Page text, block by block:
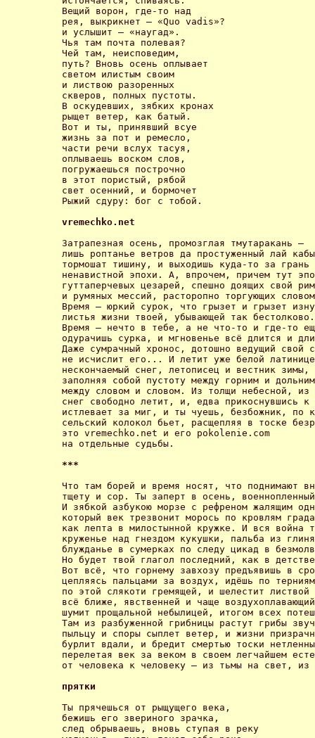
Вещий ворон, где-то над
рея, выкрикнет – «Quo vadis»?
и услышит – «наугад».
Чья там почта полевая?
Чей там, неисповедим,
путь? Вновь осень оплывает
светом илистым своим
и листвою разоренных
скверов, полных пустоты.
В оскудевших, зябких кронах
рыщет ветер, как батый.
Вот и ты, принявший всуе
жизнь за пот и ремесло,
части речи вслух тасуя,
оплываешь воском слов,
погружаешься построчно
в этот пористый, рябой
свет осенний, и бормочет
Рыжий сдуру: бог с тобой.
vremechko.net
Затрапезная осень, промозглая тмутаракань –
лишь роптанье ветров да простуженный лай
тормошат тишину, и выходишь куда-то за грань
ненавистной эпохи. А, впрочем, причем тут
гуттаперчевых цезарей, спешно доящих свой
и румяных мессий, расторопно торгующих
Время – юркий сурок, что грызет и грызет
листья жизни твоей, убывающей так бестолково.
Время – нечто в тебе, а не что-то и где-то
одурачишь сурка, и мгновенье всё длится и
Даже сумрачный хронос, дотошно ведущий свой
не исчислит его... И летит уже белой
нескончаемый снег, летописец и вестник зимы,
заполняя собой пустоту между горним и
между словом и словом. Из толщи небесной, из
снег свободно летит, и, едва прикоснувшись к
истлевает за миг, и ты чуешь, безбожник, по
сельский колокол бьет, расщепляя в тоске
это vremechko.net и его pokolenie.com
на отдельные судьбы.
***
Что там борей и время носят, что поднимают
тщету и сор. Ты заперт в осень,
И зябкой азбукою морзе с рефреном жалящим
который век трезвонит морось по кровлям
как лепта в милостынной кружке. И вся
круженье над гнездом кукушки, пальба из
блужданье в сумерках по следу цикад в
Но будет твой глагол последний, как в
Вот всё, что горнему завхозу предъявишь в
цепляясь пальцами за воздух, идёшь по
по этой слякоти гремящей, и шелестит
всё ближе, явственней и чаще
шумит прощальной небылицей, итогом всех
Там из разбуженной грибницы растут грибы
пыльцу и споры сыплет ветер, и жизни
бурлит вдали, и бредит смертью тоски
перелетая век за веком в своем легчайшем
от человека к человеку – из тьмы на свет,
прятки
Ты прячешься от рыщущего века,
бежишь его звериного зрачка,
след обрываешь, вновь ступая в реку